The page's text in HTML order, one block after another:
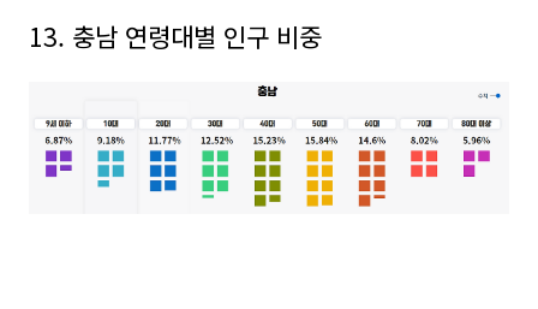
13. 충남 연령대별 인구 비중